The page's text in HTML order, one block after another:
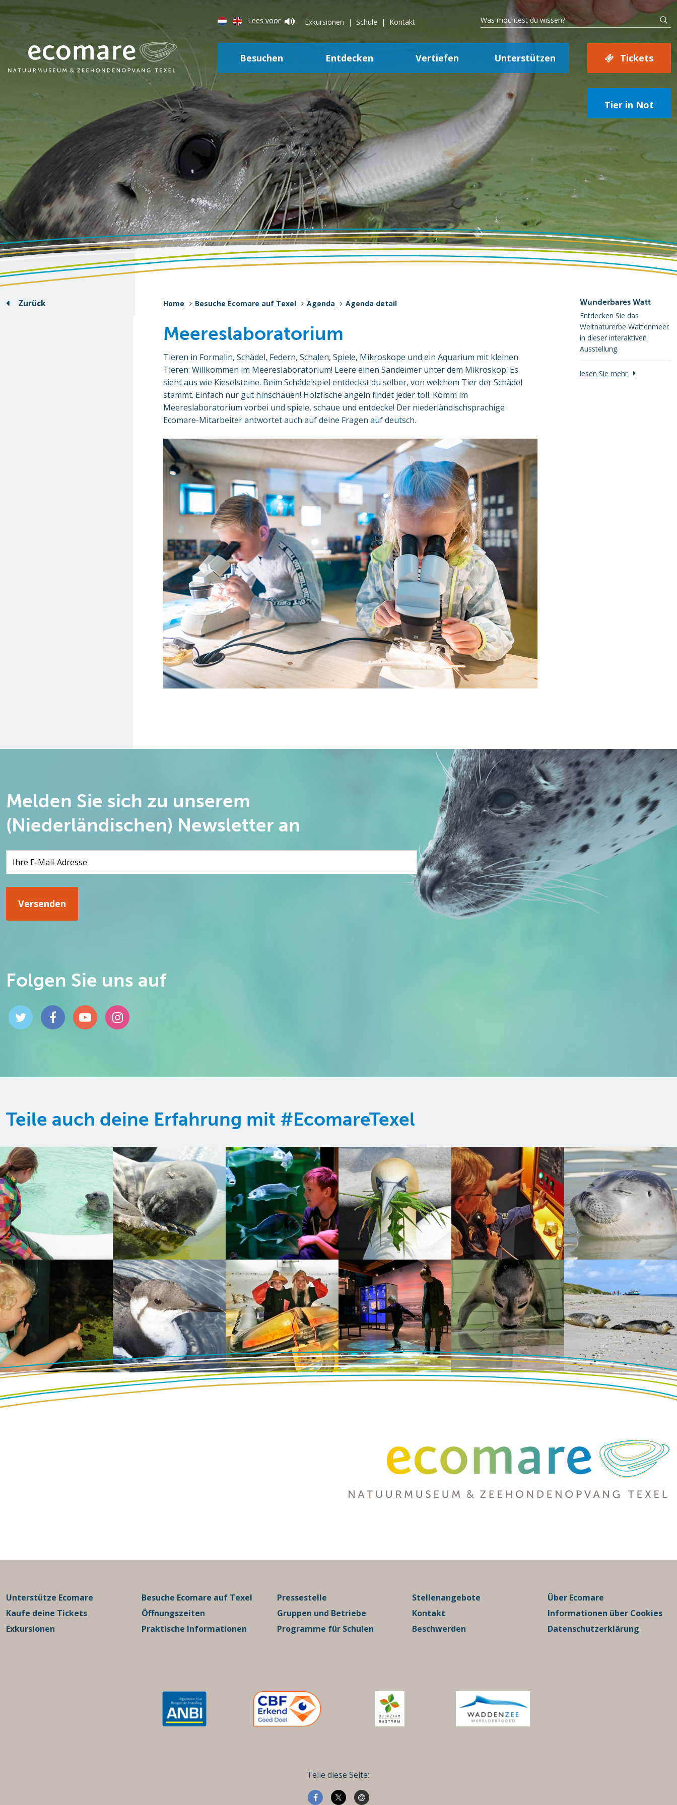
Lees voor Exkursionen Schule Kontakt
Besuchen Entdecken Vertiefen Unterstützen Tickets
Tier in Not
Zurück Home Besuche Ecomare auf Texel Agenda Agenda detail
Meereslaboratorium
Tieren in Formalin, Schädel, Federn, Schalen, Spiele, Mikroskope und ein Aquarium mit kleinen
Tieren: Willkommen im Meereslaboratorium! Leere einen Sandeimer unter dem Mikroskop: Es
sieht aus wie Kieselsteine. Beim Schädelspiel entdeckst du selber, von welchem Tier der Schädel
stammt. Einfach nur gut hinschauen! Holzfische angeln findet jeder toll. Komm im
Meereslaboratorium vorbei und spiele, schaue und entdecke! Der niederländischsprachige
Ecomare-Mitarbeiter antwortet auch auf deine Fragen auf deutsch.
Wunderbares Watt
Entdecken Sie das
Weltnaturerbe Wattenmeer
in dieser interaktiven
Ausstellung.
lesen Sie mehr
Melden Sie sich zu unserem
(Niederländischen) Newsletter an
Folgen Sie uns auf
Teile auch deine Erfahrung mit #EcomareTexel
Unterstütze Ecomare
Kaufe deine Tickets
Exkursionen
Besuche Ecomare auf Texel
Öffnungszeiten
Praktische Informationen
Pressestelle
Gruppen und Betriebe
Programme für Schulen
Stellenangebote
Kontakt
Beschwerden
Über Ecomare
Informationen über Cookies
Datenschutzerklärung
Teile diese Seite: